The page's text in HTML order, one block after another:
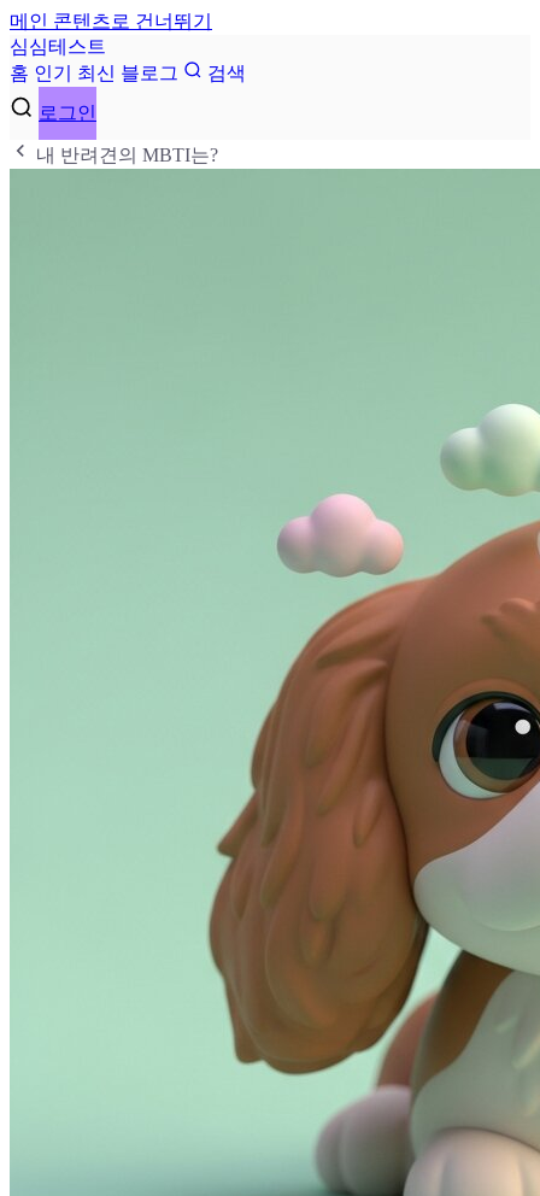
메인 콘텐츠로 건너뛰기
심심테 스 트
홈 인기 최신 블로그
검색
로그인
내 반려견의 MBTI는?